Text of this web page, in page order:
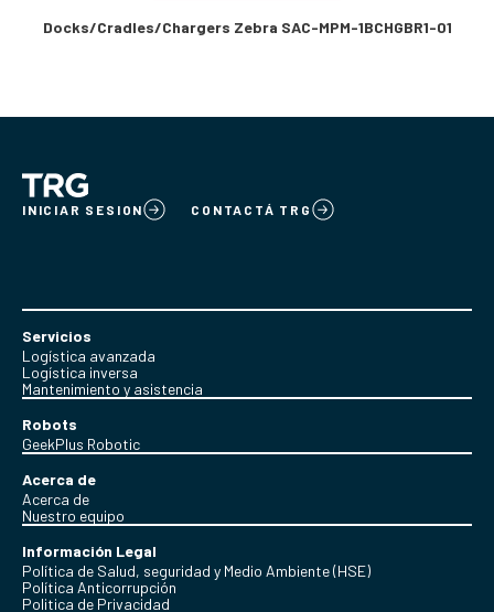
Docks/Cradles/Chargers Zebra SAC-MPM-1BCHGBR1-01
INICIAR SESION CONTACTÁ TRG
Servicios
Logística avanzada
Logística inversa
Mantenimiento y asistencia
Robots
GeekPlus Robotic
Acerca de
Acerca de
Nuestro equipo
Información Legal
Política de Salud, seguridad y Medio Ambiente (HSE)
Política Anticorrupción
Politica de Privacidad